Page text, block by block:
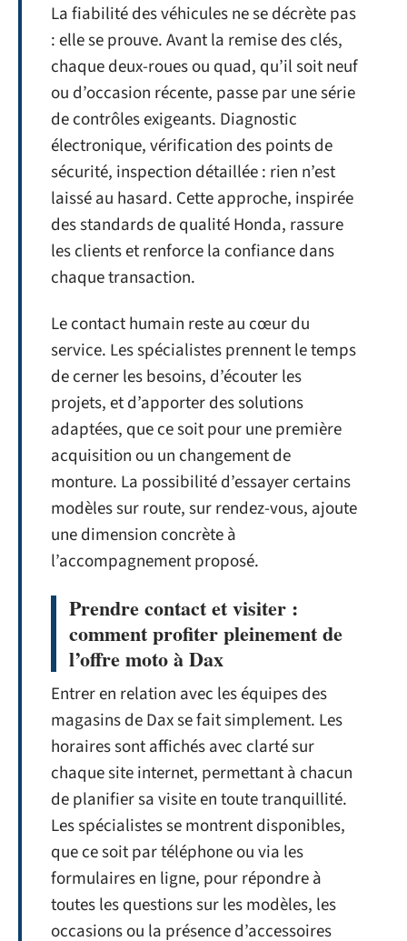
La fiabilité des véhicules ne se décrète pas
: elle se prouve. Avant la remise des clés,
chaque deux-roues ou quad, qu’il soit neuf
ou d’occasion récente, passe par une série
de contrôles exigeants. Diagnostic
électronique, vérification des points de
sécurité, inspection détaillée : rien n’est
laissé au hasard. Cette approche, inspirée
des standards de qualité Honda, rassure
les clients et renforce la confiance dans
chaque transaction.
Le contact humain reste au cœur du
service. Les spécialistes prennent le temps
de cerner les besoins, d’écouter les
projets, et d’apporter des solutions
adaptées, que ce soit pour une première
acquisition ou un changement de
monture. La possibilité d’essayer certains
modèles sur route, sur rendez-vous, ajoute
une dimension concrète à
l’accompagnement proposé.
Prendre contact et visiter :
comment profiter pleinement de
l’offre moto à Dax
Entrer en relation avec les équipes des
magasins de Dax se fait simplement. Les
horaires sont affichés avec clarté sur
chaque site internet, permettant à chacun
de planifier sa visite en toute tranquillité.
Les spécialistes se montrent disponibles,
que ce soit par téléphone ou via les
formulaires en ligne, pour répondre à
toutes les questions sur les modèles, les
occasions ou la présence d’accessoires